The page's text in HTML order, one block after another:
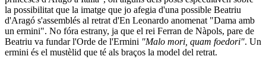
la possibilitat que la imatge que jo afegia d'una possible Beatriu
d'Aragó s'assemblés al retrat d'En Leonardo anomenat "Dama amb
un ermini". No fóra estrany, ja que el rei Ferran de Nàpols, pare de
Beatriu va fundar l'Orde de l'Ermini "Malo mori, quam foedori". Un
ermini és el mustèlid que té als braços la model del retrat.